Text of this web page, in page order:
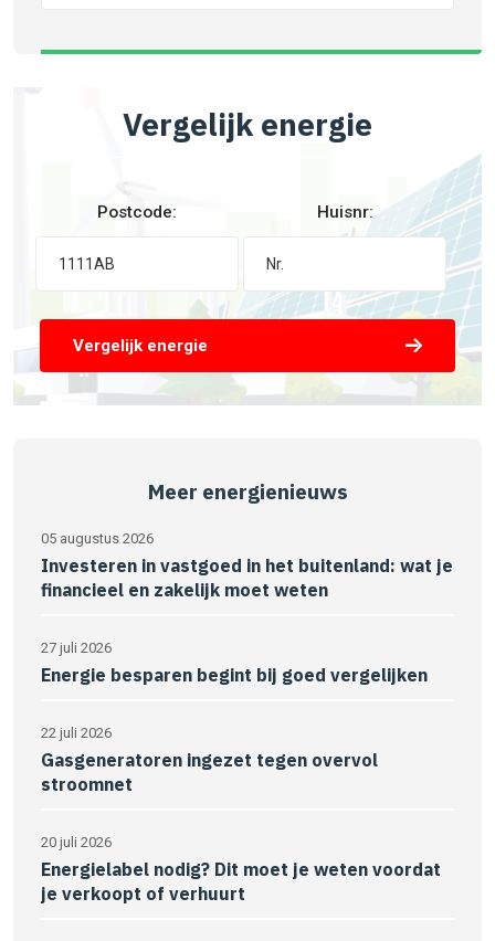
Vergelijk energie
Postcode: Huisnr:
Vergelijk energie
Meer energienieuws
05 augustus 2026
Investeren in vastgoed in het buitenland: wat je
financieel en zakelijk moet weten
27 juli 2026
Energie besparen begint bij goed vergelijken
22 juli 2026
Gasgeneratoren ingezet tegen overvol
stroomnet
20 juli 2026
Energielabel nodig? Dit moet je weten voordat
je verkoopt of verhuurt